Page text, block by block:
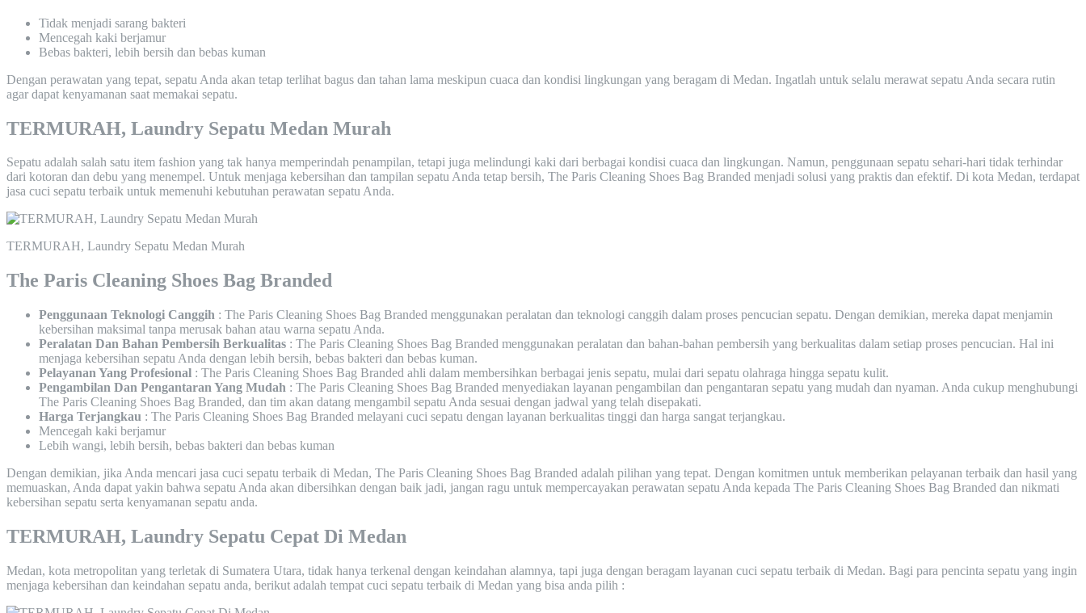
Tidak menjadi sarang bakteri
Mencegah kaki berjamur
Bebas bakteri, lebih bersih dan bebas kuman
Dengan perawatan yang tepat, sepatu Anda akan tetap terlihat bagus dan tahan lama meskipun cuaca dan kondisi lingkungan yang beragam di Medan. Ingatlah untuk selalu merawat sepatu Anda secara rutin
agar dapat kenyamanan saat memakai sepatu.
TERMURAH, Laundry Sepatu Medan Murah
Sepatu adalah salah satu item fashion yang tak hanya memperindah penampilan, tetapi juga melindungi kaki dari berbagai kondisi cuaca dan lingkungan. Namun, penggunaan sepatu sehari-hari tidak terhindar
dari kotoran dan debu yang menempel. Untuk menjaga kebersihan dan tampilan sepatu Anda tetap bersih, The Paris Cleaning Shoes Bag Branded menjadi solusi yang praktis dan efektif. Di kota Medan, terdapat
jasa cuci sepatu terbaik untuk memenuhi kebutuhan perawatan sepatu Anda.
TERMURAH, Laundry Sepatu Medan Murah
The Paris Cleaning Shoes Bag Branded
Penggunaan Teknologi Canggih : The Paris Cleaning Shoes Bag Branded menggunakan peralatan dan teknologi canggih dalam proses pencucian sepatu. Dengan demikian, mereka dapat menjamin
kebersihan maksimal tanpa merusak bahan atau warna sepatu Anda.
Peralatan Dan Bahan Pembersih Berkualitas : The Paris Cleaning Shoes Bag Branded menggunakan peralatan dan bahan-bahan pembersih yang berkualitas dalam setiap proses pencucian. Hal ini
menjaga kebersihan sepatu Anda dengan lebih bersih, bebas bakteri dan bebas kuman.
Pelayanan Yang Profesional : The Paris Cleaning Shoes Bag Branded ahli dalam membersihkan berbagai jenis sepatu, mulai dari sepatu olahraga hingga sepatu kulit.
Pengambilan Dan Pengantaran Yang Mudah : The Paris Cleaning Shoes Bag Branded menyediakan layanan pengambilan dan pengantaran sepatu yang mudah dan nyaman. Anda cukup menghubungi
The Paris Cleaning Shoes Bag Branded, dan tim akan datang mengambil sepatu Anda sesuai dengan jadwal yang telah disepakati.
Harga Terjangkau : The Paris Cleaning Shoes Bag Branded melayani cuci sepatu dengan layanan berkualitas tinggi dan harga sangat terjangkau.
Mencegah kaki berjamur
Lebih wangi, lebih bersih, bebas bakteri dan bebas kuman
Dengan demikian, jika Anda mencari jasa cuci sepatu terbaik di Medan, The Paris Cleaning Shoes Bag Branded adalah pilihan yang tepat. Dengan komitmen untuk memberikan pelayanan terbaik dan hasil yang
memuaskan, Anda dapat yakin bahwa sepatu Anda akan dibersihkan dengan baik jadi, jangan ragu untuk mempercayakan perawatan sepatu Anda kepada The Paris Cleaning Shoes Bag Branded dan nikmati
kebersihan sepatu serta kenyamanan sepatu anda.
TERMURAH, Laundry Sepatu Cepat Di Medan
Medan, kota metropolitan yang terletak di Sumatera Utara, tidak hanya terkenal dengan keindahan alamnya, tapi juga dengan beragam layanan cuci sepatu terbaik di Medan. Bagi para pencinta sepatu yang ingin
menjaga kebersihan dan keindahan sepatu anda, berikut adalah tempat cuci sepatu terbaik di Medan yang bisa anda pilih :